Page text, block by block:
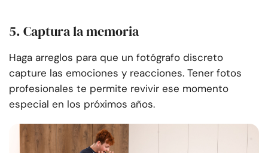
5. Captura la memoria
Haga arreglos para que un fotógrafo discreto
capture las emociones y reacciones. Tener fotos
profesionales te permite revivir ese momento
especial en los próximos años.